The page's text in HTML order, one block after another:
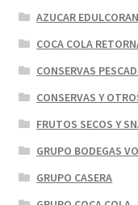
AZUCAR
COCA COLA
CONSERVAS
CONSERVAS Y
FRUTOS SECOS Y
GRUPO BODEGAS
GRUPO CASERA